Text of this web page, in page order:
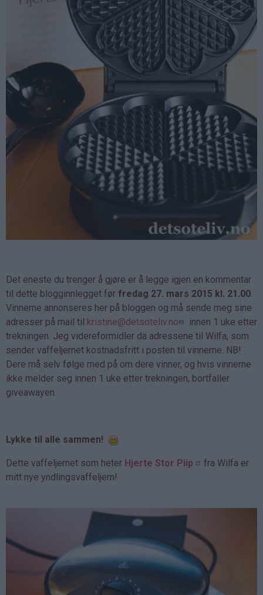
Det eneste du trenger å gjøre er å legge igjen en kommentar
til dette blogginnlegget før fredag 27. mars 2015 kl. 21.00.
Vinnerne annonseres her på bloggen og må sende meg sine
adresser på mail til kristine@detsoteliv.no
innen 1 uke etter
trekningen. Jeg videreformidler da adressene til Wilfa, som
sender vaffeljernet kostnadsfritt i posten til vinnerne. NB!
Dere må selv følge med på om dere vinner, og hvis vinnerne
ikke melder seg innen 1 uke etter trekningen, bortfaller
giveawayen.
Lykke til alle sammen!
Dette vaffeljernet som heter Hjerte Stor Piip
fra Wilfa er
mitt nye yndlingsvaffeljern!